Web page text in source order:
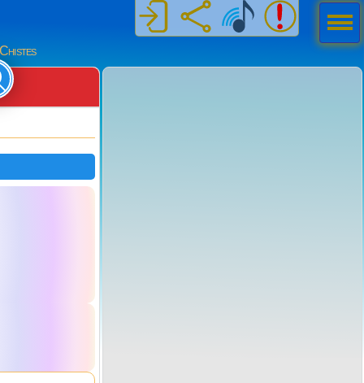
Men
ú